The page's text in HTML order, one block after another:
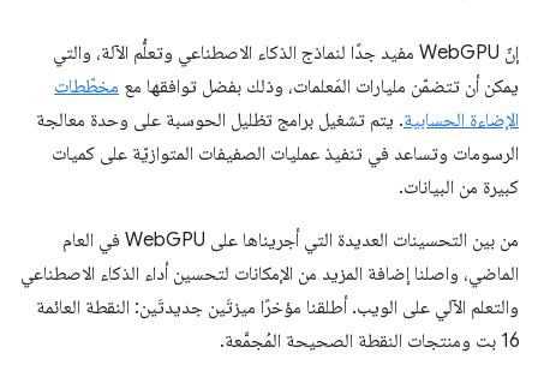
إنّ WebGPU مفيد جدًا لنماذج الذكاء الاصطناعي وتعلُّم الآلة، والتي
يمكن أن تتضمّن مليارات المَعلمات، وذلك بفضل توافقها مع مخطّطات
الإضاءة الحسابية. يتم تشغيل برامج تظليل الحوسبة على وحدة معالجة
الرسومات وتساعد في تنفيذ عمليات الصفيفات المتوازيّة على كميات
كبيرة من البيانات.
من بين التحسينات العديدة التي أجريناها على WebGPU في العام
الماضي، واصلنا إضافة المزيد من الإمكانات لتحسين أداء الذكاء الاصطناعي
والتعلم الآلي على الويب. أطلقنا مؤخرًا ميزتَين جديدتَين: النقطة العائمة
16 بت ومنتجات النقطة الصحيحة المُجمَّعة.